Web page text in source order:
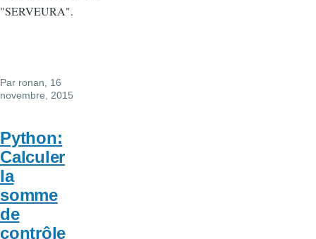
"SERVEURA".
Par ronan , 16
novembre, 2015
Python:
Calculer
la
somme
de
contrôle